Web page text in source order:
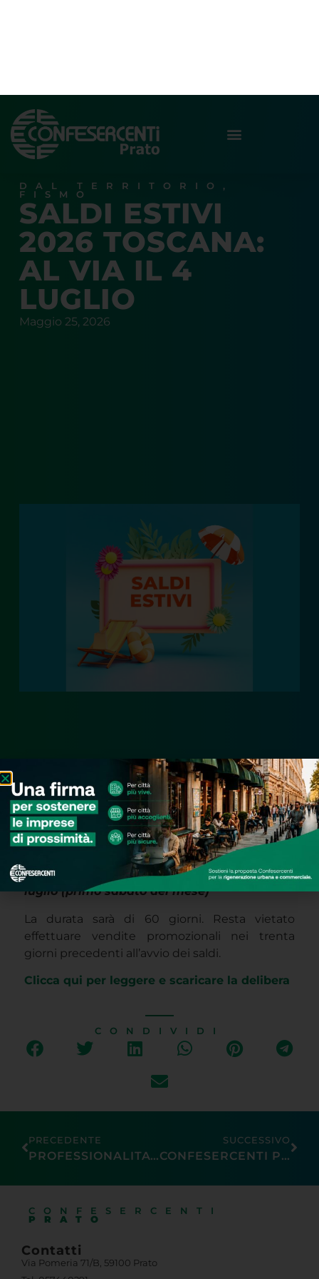
DAL TERRITORIO ,
FISMO
SALDI ESTIVI
2026 TOSCANA:
AL VIA IL 4
LUGLIO
Maggio 25, 2026
La Regione Toscana ha deliberato per il
2026: i saldi estivi inizieranno il prossimo 4
luglio (primo sabato del mese)
La durata sarà di 60 giorni. Resta vietato
effettuare vendite promozionali nei trenta
giorni precedenti all’avvio dei saldi.
Clicca qui per leggere e scaricare la delibera
CONDIVIDI
PRECEDENTE
PROFESSIONALITA’ E RAPIDITA’ PER IL TUO 730. RIVOLGITI AL CAF DI CONFESERCENTI!
SUCCESSIVO
CONFESERCENTI PRATO: ELETTA LA NUOVA GIUNTA PROVINCIALE
CONFESERCENTI
PRATO
Contatti
Via Pomeria 71/B, 59100 Prato